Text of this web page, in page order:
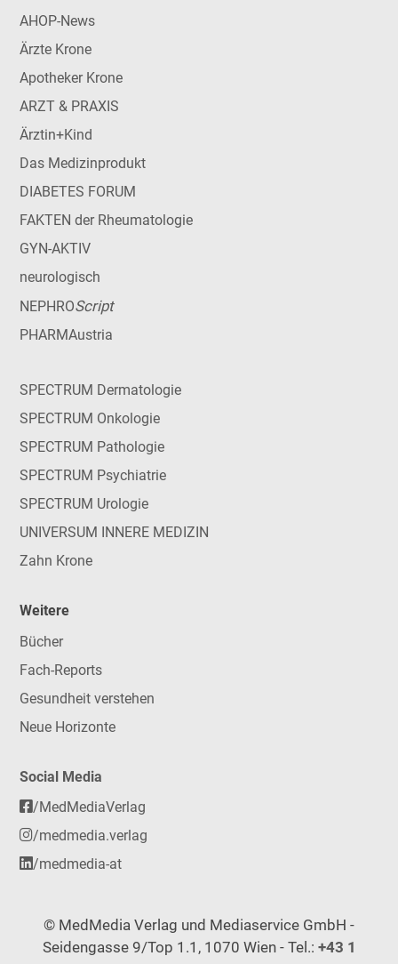
AHOP-News
Ärzte Krone
Apotheker Krone
ARZT & PRAXIS
Ärztin+Kind
Das Medizinprodukt
DIABETES FORUM
FAKTEN der Rheumatologie
GYN-AKTIV
neurologisch
NEPHROScript
PHARMAustria
SPECTRUM Dermatologie
SPECTRUM Onkologie
SPECTRUM Pathologie
SPECTRUM Psychiatrie
SPECTRUM Urologie
UNIVERSUM INNERE MEDIZIN
Zahn Krone
Weitere
Bücher
Fach-Reports
Gesundheit verstehen
Neue Horizonte
Social Media
/MedMediaVerlag
/medmedia.verlag
/medmedia-at
© MedMedia Verlag und Mediaservice GmbH -
Seidengasse 9/Top 1.1, 1070 Wien - Tel.: +43 1